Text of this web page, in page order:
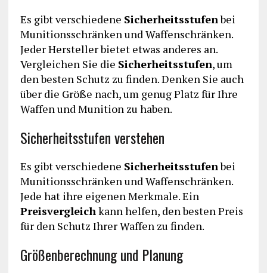
Es gibt verschiedene Sicherheitsstufenbei
Munitionsschränken und Waffenschränken.
Jeder Hersteller bietet etwas anderes an.
Vergleichen Sie die Sicherheitsstufen, um
den besten Schutz zu finden. Denken Sie auch
über die Größe nach, um genug Platz für Ihre
Waffen und Munition zu haben.
Sicherheitsstufen verstehen
Es gibt verschiedene Sicherheitsstufenbei
Munitionsschränken und Waffenschränken.
Jede hat ihre eigenen Merkmale. Ein
Preisvergleichkann helfen, den besten Preis
für den Schutz Ihrer Waffen zu finden.
Größenberechnung und Planung